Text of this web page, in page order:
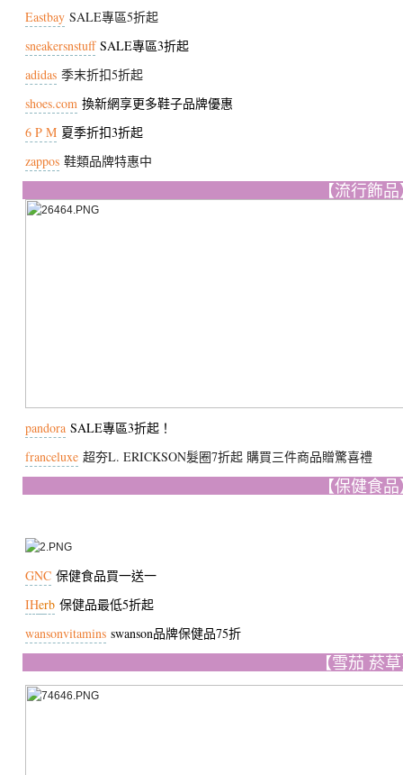
Eastbay SALE專區5折起
sneakersnstuff SALE專區3折起
adidas 季末折扣5折起
shoes.com 換新網享更多鞋子品牌優惠
6 P M 夏季折扣3折起
zappos鞋類品牌特惠中
【流行飾
pandora SALE專區3折起！
franceluxe超夯L. ERICKSON髮圈7折起 購買三件商品贈驚喜禮
【保健食
GNC 保健食品買一送一
IHerb 保健品最低5折起
wansonvitamins swanson品牌保健品75折
【雪茄 菸